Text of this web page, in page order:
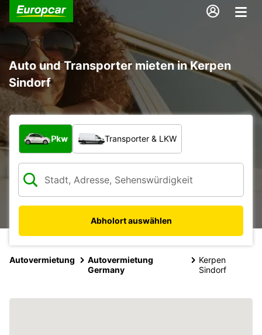
Auto und Transporter mieten in Kerpen
Sindorf
Welche Art von Fahrzeug?
Pkw Transporter & LKW
Abholort auswählen
Autovermietung
Autovermietung
Germany
Kerpen
Sindorf